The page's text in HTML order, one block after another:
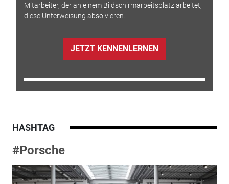
Mitarbeiter, der an einem Bildschirmarbeitsplatz arbeitet,
diese Unterweisung absolvieren.
JETZT KENNENLERNEN
HASHTAG
#Porsche